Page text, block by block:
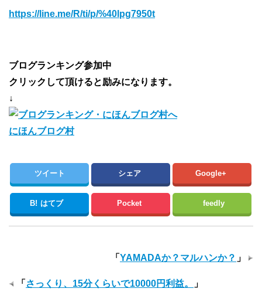
https://line.me/R/ti/p/%40lpg7950t
ブログランキング参加中
クリックして頂けると励みになります。
↓
にほんブログ村
ツイート シェア Google+
B! はてブ Pocket feedly
「 YAMADAか？マルハンか？ 」
「 さっくり、15分くらいで10000円利益。 」